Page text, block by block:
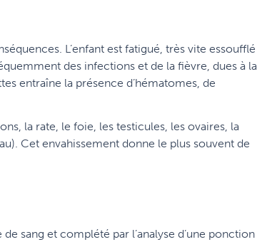
L’enfant est fatigué, très vite essoufflé
des infections et de la fièvre, dues à la
entraîne la présence d’hématomes, de
la rate, le foie, les testicules, les ovaires, la
Cet envahissement donne le plus souvent de
sang et complété par l’analyse d’une ponction